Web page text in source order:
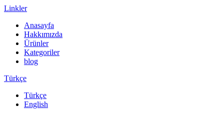
Linkler
Anasayfa
Hakkımızda
Ürünler
Kategoriler
blog
Türkçe
Türkçe
English